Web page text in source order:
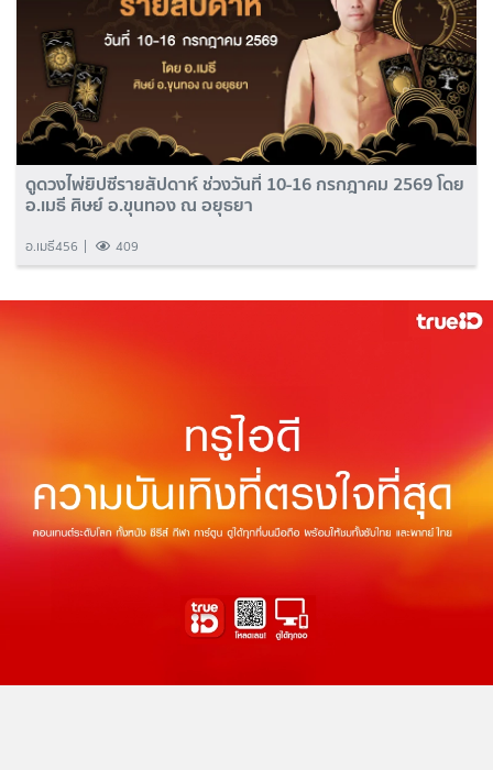
ดูดวงไพ่ยิปซีรายสัปดาห์ ช่วงวันที่ 10-16 กรกฎาคม 2569 โดย
อ.เมธี ศิษย์ อ.ขุนทอง ณ อยุธยา
อ.เมธี456 409